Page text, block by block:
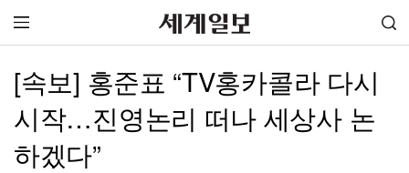
[속보] 홍준표 “TV홍카콜라 다시
시작…진영논리 떠나 세상사 논
하겠다”